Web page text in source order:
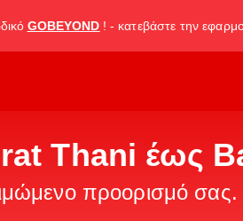
GOBEYOND ! - κατεβάστε την
Thani έως
προορισμό σας.